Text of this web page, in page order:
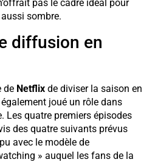
pas le cadre idéal pour
sombre.
diffusion en
de Netflix de diviser la saison en
joué un rôle dans
Les quatre premiers épisodes
des quatre suivants prévus
avec le modèle de
» auquel les fans de la